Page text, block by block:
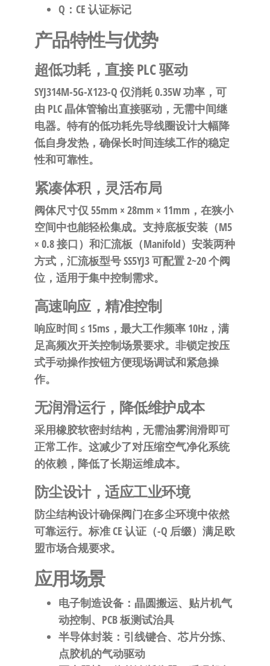
Q ：CE 认证标记
产品特性与优势
超低功耗，直接 PLC 驱动
SYJ314M-5G-X123-Q 仅消耗 0.35W 功率，可
由 PLC 晶体管输出直接驱动，无需中间继
电器。特有的低功耗先导线圈设计大幅降
低自身发热，确保长时间连续工作的稳定
性和可靠性。
紧凑体积，灵活布局
阀体尺寸仅 55mm × 28mm × 11mm，在狭小
空间中也能轻松集成。支持底板安装（M5
× 0.8 接口）和汇流板（Manifold）安装两种
方式，汇流板型号 SS5YJ3 可配置 2~20 个阀
位，适用于集中控制需求。
高速响应，精准控制
响应时间 ≤ 15ms，最大工作频率 10Hz，满
足高频次开关控制场景要求。非锁定按压
式手动操作按钮方便现场调试和紧急操
作。
无润滑运行，降低维护成本
采用橡胶软密封结构，无需油雾润滑即可
正常工作。这减少了对压缩空气净化系统
的依赖，降低了长期运维成本。
防尘设计，适应工业环境
防尘结构设计确保阀门在多尘环境中依然
可靠运行。标准 CE 认证（-Q 后缀）满足欧
盟市场合规要求。
应用场景
电子制造设备：晶圆搬运、贴片机气
动控制、PCB 板测试治具
半导体封装：引线键合、芯片分拣、
点胶机的气动驱动